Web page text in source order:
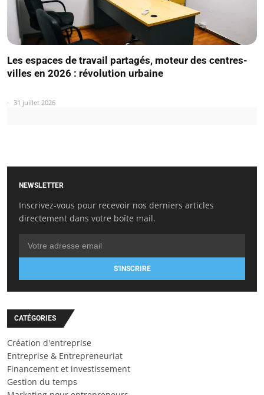
Les espaces de travail partagés, moteur des centres-
villes en 2026 : révolution urbaine
31 juillet 2026
NEWSLETTER
Inscrivez-vous pour recevoir nos derniers articles
directement dans votre boîte mail.
S'INSCRIRE
CATÉGORIES
Création d'entreprise
Entreprise & Entrepreneuriat
Financement et investissement
Gestion du temps